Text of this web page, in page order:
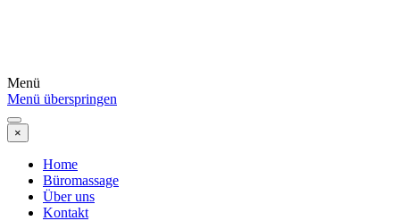
Menü
Menü überspringen
×
Home
Büromassage
Über uns
Kontakt